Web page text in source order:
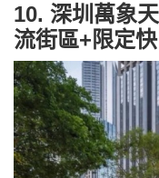
10. 深圳萬象
流街區+限定